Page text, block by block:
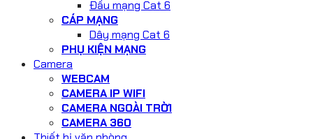
Đầu mạng Cat 6
CÁP MẠNG
Dây mạng Cat 6
PHỤ KIỆN MẠNG
Camera
WEBCAM
CAMERA IP WIFI
CAMERA NGOÀI TRỜI
CAMERA 360